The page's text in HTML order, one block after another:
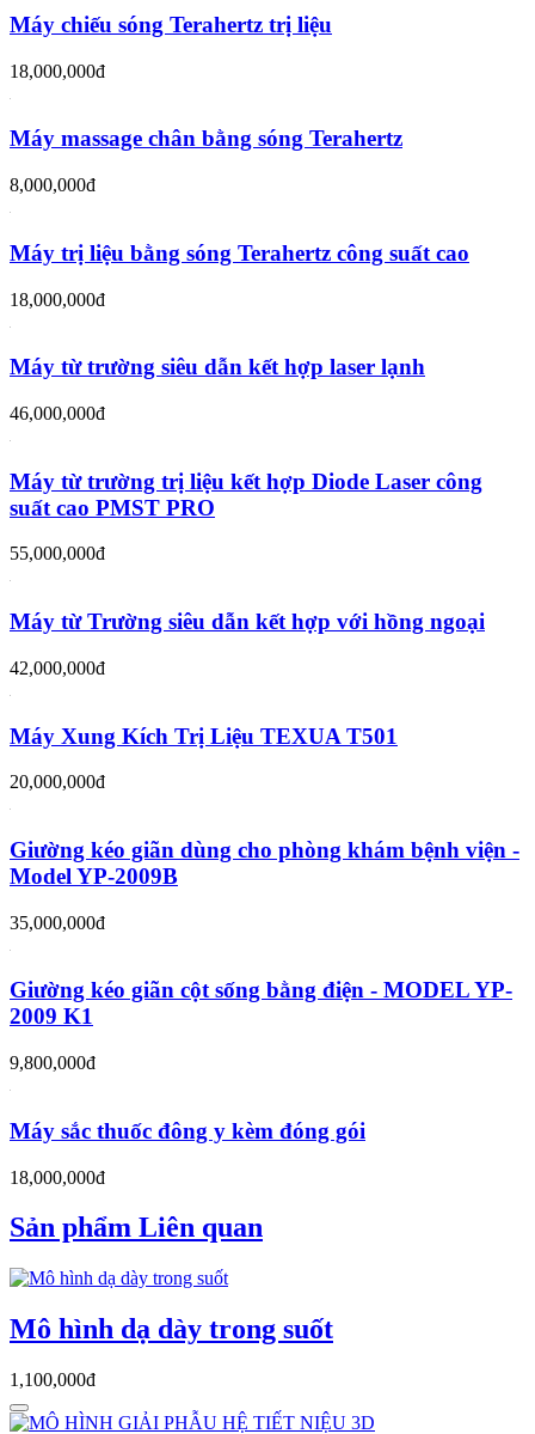
Máy chiếu sóng Terahertz trị liệu
18,000,000đ
Máy massage chân bằng sóng Terahertz
8,000,000đ
Máy trị liệu bằng sóng Terahertz công suất cao
18,000,000đ
Máy từ trường siêu dẫn kết hợp laser lạnh
46,000,000đ
Máy từ trường trị liệu kết hợp Diode Laser công
suất cao PMST PRO
55,000,000đ
Máy từ Trường siêu dẫn kết hợp với hồng ngoại
42,000,000đ
Máy Xung Kích Trị Liệu TEXUA T501
20,000,000đ
Giường kéo giãn dùng cho phòng khám bệnh viện -
Model YP-2009B
35,000,000đ
Giường kéo giãn cột sống bằng điện - MODEL YP-
2009 K1
9,800,000đ
Máy sắc thuốc đông y kèm đóng gói
18,000,000đ
Sản phẩm Liên quan
Mô hình dạ dày trong suốt
1,100,000đ